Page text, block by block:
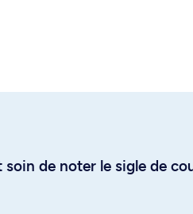
de noter le sigle de